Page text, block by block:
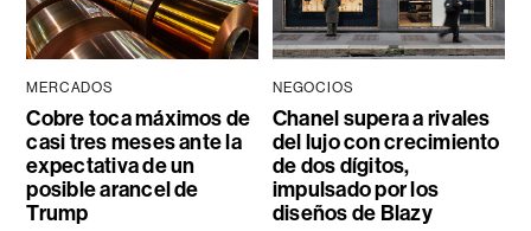
MERCADOS
Cobre toca máximos de
casi tres meses ante la
expectativa de un
posible arancel de
Trump
NEGOCIOS
Chanel supera a rivales
del lujo con crecimiento
de dos dígitos,
impulsado por los
diseños de Blazy